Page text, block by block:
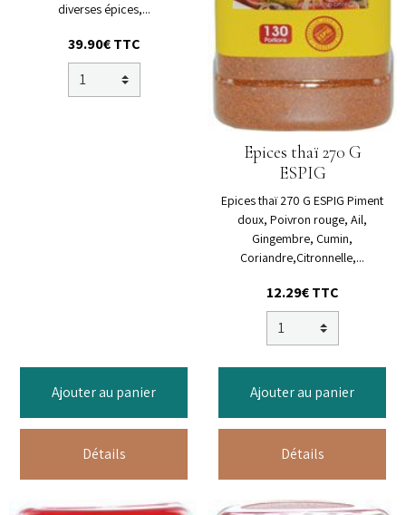
diverses épices,...
39.90€ TTC
Ajouter au panier
Détails
Epices thaï 270 G
ESPIG
Epices thaï 270 G ESPIG Piment
doux, Poivron rouge, Ail,
Gingembre, Cumin,
Coriandre,Citronnelle,...
12.29€ TTC
Ajouter au panier
Détails